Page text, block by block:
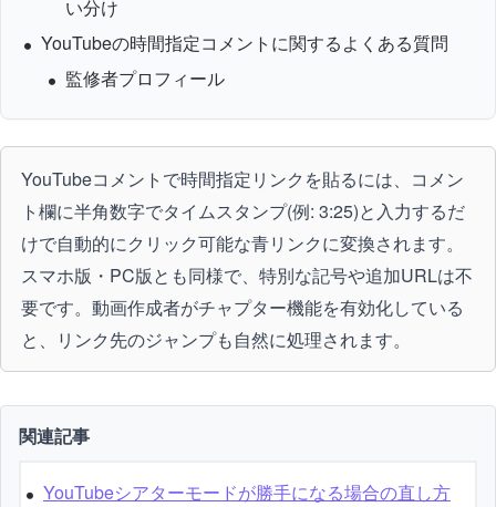
い分け
YouTubeの時間指定コメントに関するよくある質問
監修者プロフィール
YouTubeコメントで時間指定リンクを貼るには、コメン
ト欄に半角数字でタイムスタンプ(例: 3:25)と入力するだ
けで自動的にクリック可能な青リンクに変換されます。
スマホ版・PC版とも同様で、特別な記号や追加URLは不
要です。動画作成者がチャプター機能を有効化している
と、リンク先のジャンプも自然に処理されます。
関連記事
YouTubeシアターモードが勝手になる場合の直し方